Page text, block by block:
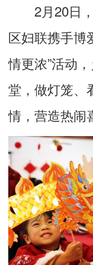
2月20日，
区妇联携手博
情更浓”活动
堂，做灯笼、
情，营造热闹